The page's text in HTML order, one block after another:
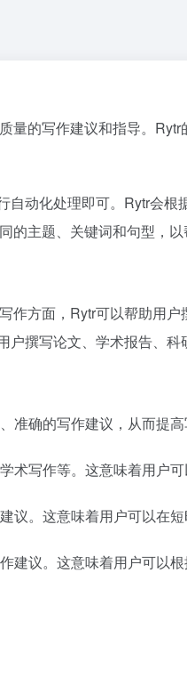
的写作建议和指导。
动化处理即可。Rytr会
主题、关键词和句型，以
方面，Rytr可以帮助用
撰写论文、学术报告、科
确的写作建议，从而提高
写作等。这意味着用户
。这意味着用户可以在短
议。这意味着用户可以